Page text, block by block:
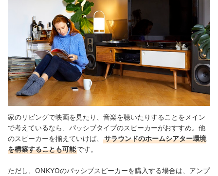
家のリビングで映画を見たり、音楽を聴いたりすることをメイン
で考えているなら、パッシブタイプのスピーカーがおすすめ。他
のスピーカーを揃えていけば、
サラウンドのホームシアター環境
を構築することも可能です。
ただし、ONKYOのパッシブスピーカーを購入する場合は、アンプ